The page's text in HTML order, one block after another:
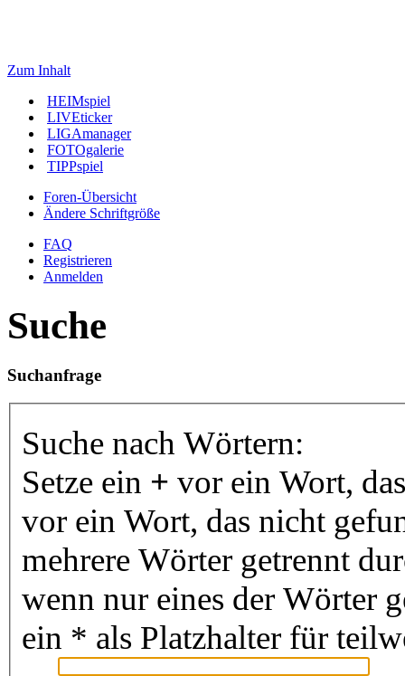
Zum Inhalt
HEIMspiel
LIVEticker
LIGAmanager
FOTOgalerie
TIPPspiel
Foren-Übersicht
Ändere Schriftgröße
FAQ
Registrieren
Anmelden
Suche
Suchanfrage
Suche nach Wörtern:
Setze ein + vor ein Wort,
vor ein Wort, das nicht
mehrere Wörter getrennt
wenn nur eines der Wörter
ein * als Platzhalter für